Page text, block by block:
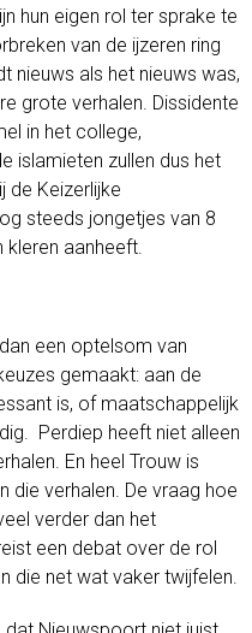
hun eigen rol ter sprake te
van de ijzeren ring
nieuws als het nieuws was,
grote verhalen. Dissidente
in het college,
islamieten zullen dus het
de Keizerlijke
steeds jongetjes van 8
aanheeft.
een optelsom van
gemaakt: aan de
is, of maatschappelijk
Perdiep heeft niet alleen
En heel Trouw is
die verhalen. De vraag hoe
verder dan het
een debat over de rol
die net wat vaker twijfelen.